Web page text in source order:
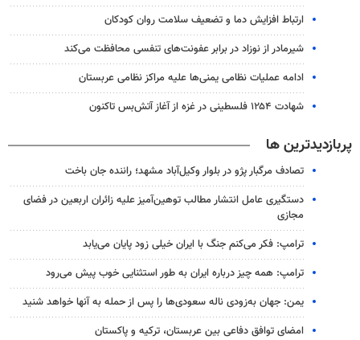
ارتباط افزایش دما و تضعیف سلامت روان کودکان
شیرمادر از نوزاد در برابر عفونت‌های تنفسی محافظت می‌کند
ادامه عملیات نظامی یمنی‌ها علیه مراکز نظامی عربستان
شهادت ۱۲۵۴ فلسطینی در غزه از آغاز آتش‌بس تاکنون
پربازدیدترین ها
تصادف مرگبار پژو در بلوار وکیل‌آباد مشهد؛ راننده جان باخت
دستگیری عامل انتشار مطالب توهین‌آمیز علیه زائران اربعین در فضای
مجازی
ترامپ: فکر می‌کنم جنگ با ایران خیلی زود پایان می‌یابد
ترامپ: همه چیز درباره ایران به طور استثنایی خوب پیش می‌رود
یمن: جهان به‌زودی ناله سعودی‌ها را پس از حمله به آنها خواهد شنید
امضای توافق دفاعی بین عربستان، ترکیه و پاکستان